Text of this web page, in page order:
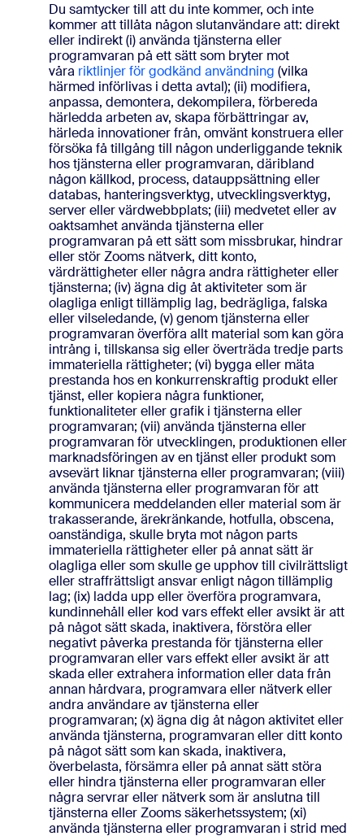
Du samtycker till att du inte kommer, och inte
kommer att tillåta någon slutanvändare att: direkt
eller indirekt (i) använda tjänsterna eller
programvaran på ett sätt som bryter mot
våra riktlinjer för godkänd användning (vilka
härmed införlivas i detta avtal); (ii) modifiera,
anpassa, demontera, dekompilera, förbereda
härledda arbeten av, skapa förbättringar av,
härleda innovationer från, omvänt konstruera eller
försöka få tillgång till någon underliggande teknik
hos tjänsterna eller programvaran, däribland
någon källkod, process, datauppsättning eller
databas, hanteringsverktyg, utvecklingsverktyg,
server eller värdwebbplats; (iii) medvetet eller av
oaktsamhet använda tjänsterna eller
programvaran på ett sätt som missbrukar, hindrar
eller stör Zooms nätverk, ditt konto,
värdrättigheter eller några andra rättigheter eller
tjänsterna; (iv) ägna dig åt aktiviteter som är
olagliga enligt tillämplig lag, bedrägliga, falska
eller vilseledande, (v) genom tjänsterna eller
programvaran överföra allt material som kan göra
intrång i, tillskansa sig eller överträda tredje parts
immateriella rättigheter; (vi) bygga eller mäta
prestanda hos en konkurrenskraftig produkt eller
tjänst, eller kopiera några funktioner,
funktionaliteter eller grafik i tjänsterna eller
programvaran; (vii) använda tjänsterna eller
programvaran för utvecklingen, produktionen eller
marknadsföringen av en tjänst eller produkt som
avsevärt liknar tjänsterna eller programvaran; (viii)
använda tjänsterna eller programvaran för att
kommunicera meddelanden eller material som är
trakasserande, ärekränkande, hotfulla, obscena,
oanständiga, skulle bryta mot någon parts
immateriella rättigheter eller på annat sätt är
olagliga eller som skulle ge upphov till civilrättsligt
eller straffrättsligt ansvar enligt någon tillämplig
lag; (ix) ladda upp eller överföra programvara,
kundinnehåll eller kod vars effekt eller avsikt är att
på något sätt skada, inaktivera, förstöra eller
negativt påverka prestanda för tjänsterna eller
programvaran eller vars effekt eller avsikt är att
skada eller extrahera information eller data från
annan hårdvara, programvara eller nätverk eller
andra användare av tjänsterna eller
programvaran; (x) ägna dig åt någon aktivitet eller
använda tjänsterna, programvaran eller ditt konto
på något sätt som kan skada, inaktivera,
överbelasta, försämra eller på annat sätt störa
eller hindra tjänsterna eller programvaran eller
några servrar eller nätverk som är anslutna till
tjänsterna eller Zooms säkerhetssystem; (xi)
använda tjänsterna eller programvaran i strid med